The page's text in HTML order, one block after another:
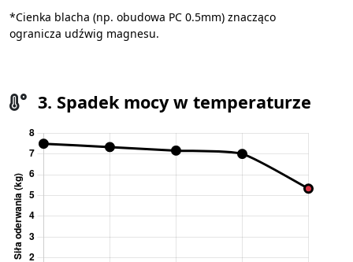
*Cienka blacha (np. obudowa PC 0.5mm) znacząco
ogranicza udźwig magnesu.
3. Spadek mocy w temperaturze